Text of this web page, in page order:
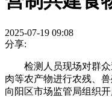
2025-07-19 09:08
分享:
检测人员现场对群众
肉等农产物进行农残、
向阳区市场监管局组织